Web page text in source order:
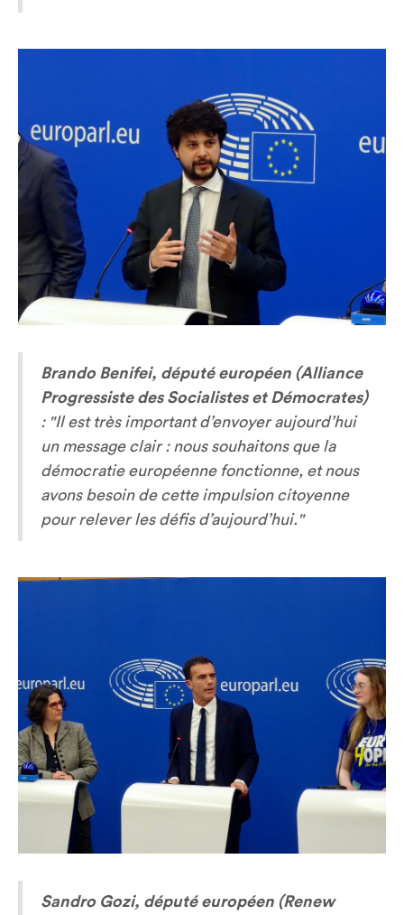
Brando Benifei, député européen (Alliance
Progressiste des Socialistes et Démocrates)
: "Il est très important d’envoyer aujourd’hui
un message clair : nous souhaitons que la
démocratie européenne fonctionne, et nous
avons besoin de cette impulsion citoyenne
pour relever les défis d’aujourd’hui."
Sandro Gozi, député européen (Renew